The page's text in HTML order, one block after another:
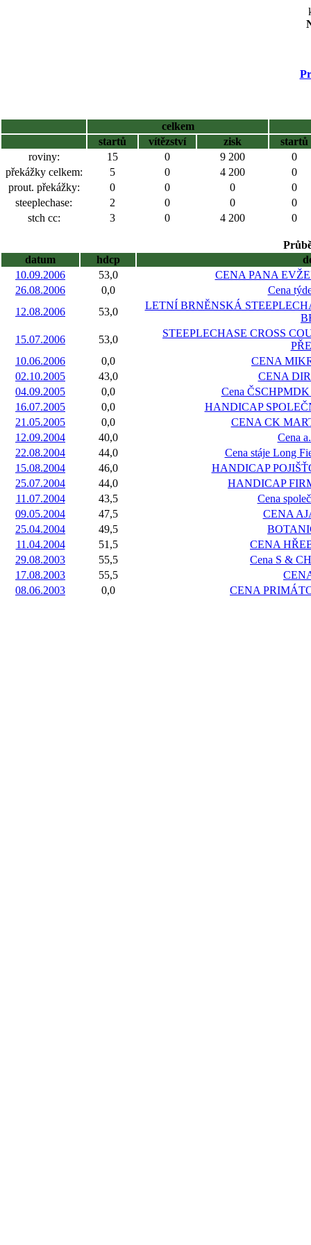
celkem
startů
vítězství zisk
startů
roviny:
15 0 9 200
0
překážky celkem:
5 0 4 200
0
prout. překážky:
0 0 0
0
steeplechase:
2 0 0
0
stch cc:
3 0 4 200 0
datum
hdcp
10.09.2006
53,0
CENA PANA
26.08.2006
0,0
Cena
12.08.2006
53,0
LETNÍ BRNĚNSKÁ
15.07.2006
53,0
STEEPLECHASE CROSS
10.06.2006
0,0
CENA
02.10.2005
43,0
CENA
04.09.2005
0,0
Cena
16.07.2005
0,0
HANDICAP
21.05.2005
0,0
CENA CK
12.09.2004
40,0
Cena
22.08.2004
44,0
Cena stáje Long
15.08.2004
46,0
HANDICAP
25.07.2004
44,0
HANDICAP
11.07.2004
43,5
Cena
09.05.2004
47,5
CENA
25.04.2004
49,5
11.04.2004
51,5
CENA
29.08.2003
55,5
Cena S &
17.08.2003
55,5
08.06.2003
0,0 CENA